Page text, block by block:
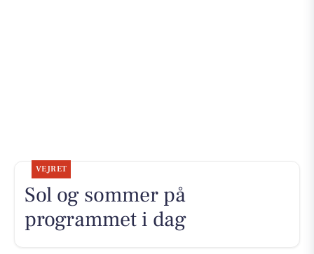
VEJRET
Sol og sommer på
programmet i dag